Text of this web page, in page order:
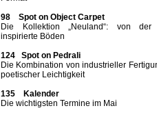
98 Spot on Object Carpet
Die Kollektion „Neuland“: von der
inspirierte Böden
124 Spot on Pedrali
Die Kombination von industrieller
poetischer Leichtigkeit
135 Kalender
Die wichtigsten Termine im Mai